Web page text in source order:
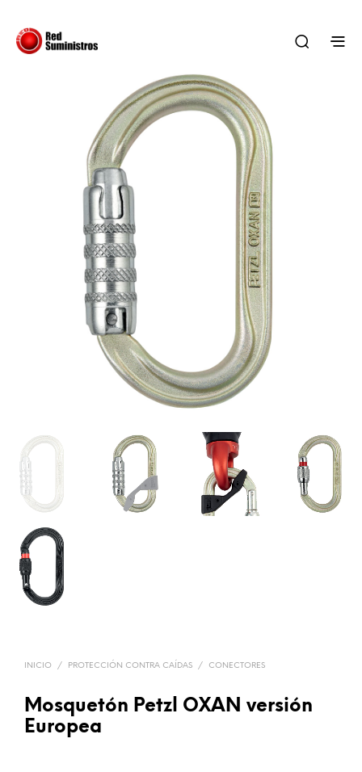
INICIO / PROTECCIÓN CONTRA CAÍDAS / CONECTORES
Mosquetón Petzl OXAN versión
Europea